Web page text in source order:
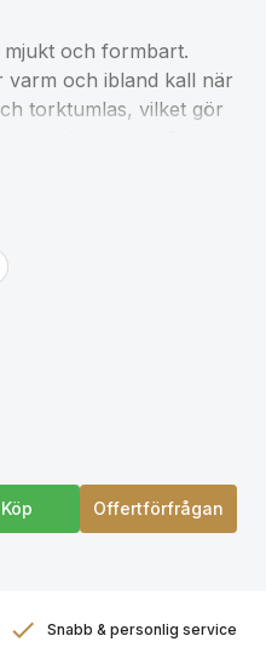
och formbart.
varm och ibland kall när
torktumlas, vilket gör
karaktär
i polyesterfiber
Köp Offertförfrågan
Snabb & personlig service